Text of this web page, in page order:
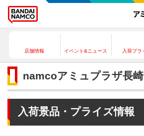
店舗情報 イベント&ニュース 入荷プラ
namcoアミュプラザ長
入荷景品・プライズ情報